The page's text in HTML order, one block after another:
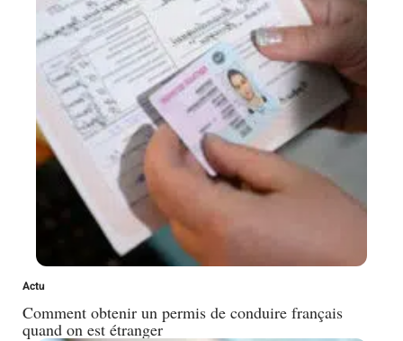
Actu
Comment obtenir un permis de conduire français
quand on est étranger